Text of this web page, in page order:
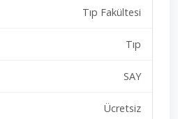
Tıp Fakültesi
Tıp
SAY
Ücretsiz